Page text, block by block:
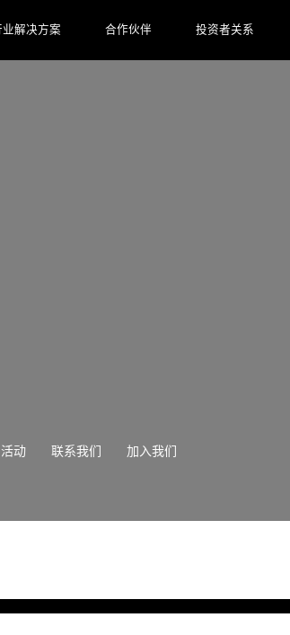
业解决方案 合作伙伴 投资者关系
动 联系我们 加入我们